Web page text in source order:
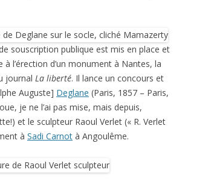
souscription publique est mis en place et
l’érection d’un monument à Nantes, la
journal La liberté. Il lance un concours et
Auguste] Deglane (Paris, 1857 – Paris,
je ne l’ai pas mise, mais depuis,
et le sculpteur Raoul Verlet (« R. Verlet
à Sadi Carnot à Angoulême.